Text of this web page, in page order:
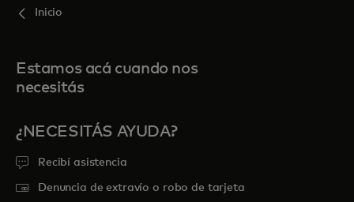
Inicio
Estamos acá cuando nos
necesitás
¿NECESITÁS AYUDA?
Recibí asistencia
Denuncia de extravío o robo de tarjeta